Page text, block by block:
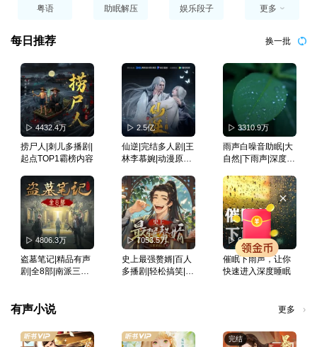
粤语 助眠解压 娱乐段子 更多
每日推荐 换一批
4432.4万
捞尸人|刺儿多播剧|
起点TOP1霸榜内容
2.5亿
仙逆|完结多人剧|王
林李慕婉|动漫原著|
｜大神作品
3310.9万
雨声白噪音助眠|大
自然|下雨声|深度睡
4806.3万
盗墓笔记|精品有声
剧|全8部|南派三叔|
7053.5万
史上最强赘婿|百人
多播剧|轻松搞笑|小
6434.3万
催眠下雨声，让你
快速进入深度睡眠
有声小说 更多
完结